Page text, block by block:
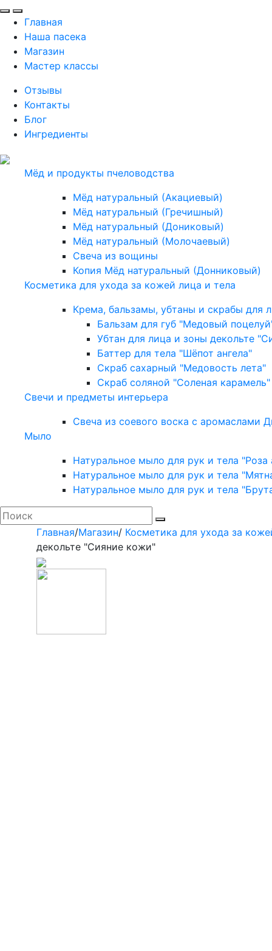
Главная
Наша пасека
Магазин
Мастер классы
Отзывы
Контакты
Блог
Ингредиенты
Мёд и продукты пчеловодства
Мёд натуральный (Акациевый)
Мёд натуральный (Гречишный)
Мёд натуральный (Дониковый)
Мёд натуральный (Молочаевый)
Свеча из вощины
Копия Мёд натуральный (Донниковый)
Косметика для ухода за кожей лица и тела
Крема, бальзамы, убтаны и скрабы для
Бальзам для губ "Медовый
Убтан для лица и зоны декольте
Баттер для тела "Шёпот ангела"
Скраб сахарный "Медовость лета"
Скраб соляной "Соленая карамель"
Свечи и предметы интерьера
Свеча из соевого воска с аромаслами
Мыло
Натуральное мыло для рук и тела "Роза
Натуральное мыло для рук и тела
Натуральное мыло для рук и тела
Главная/Магазин/ Косметика для ухода за
декольте "Сияние кожи"